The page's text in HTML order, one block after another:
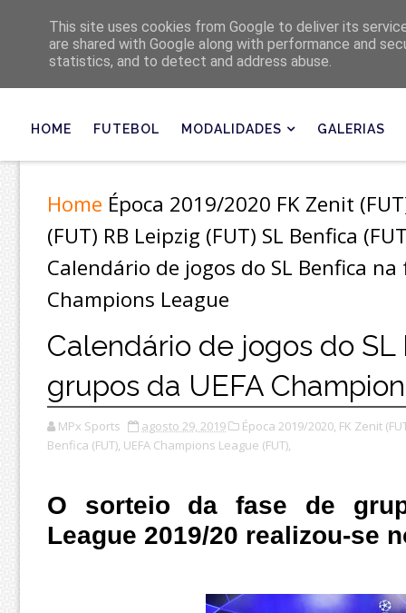
Últimas
HOME FUTEBOL MODALIDADES GALERIAS
Home Época 2019/2020 FK Zenit
(FUT) RB Leipzig (FUT) SL Benfica
Calendário de jogos do SL Benfica
Champions League
Calendário de jogos do
grupos da UEFA
MPx Sports agosto 29, 2019 Época 2019/2020, FK Zenit
Benfica (FUT), UEFA Champions League (FUT),
O sorteio da fase de
League 2019/20 realizou-se
This site uses cookies from Google to deliver its
are shared with Google along with performance and
statistics, and to detect and address abuse.